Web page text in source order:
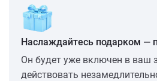
Наслаждайтесь подарком —
Он будет уже включен в ваш
действовать